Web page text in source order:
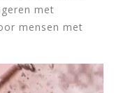
met
mensen met